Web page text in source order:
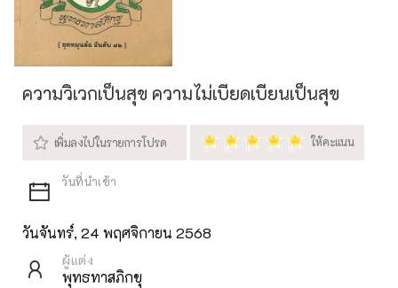
ความวิเวกเป็นสุข ความไม่เบียดเบียนเป็นสุข
วันจันทร์, 24 พฤศจิกายน 2568
ผู้แต่ง
พุทธทาสภิกขุ